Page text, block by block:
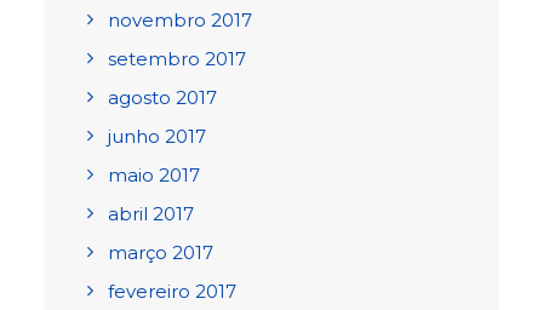
novembro 2017
setembro 2017
agosto 2017
junho 2017
maio 2017
abril 2017
março 2017
fevereiro 2017